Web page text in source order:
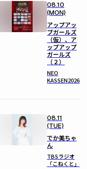
08.10
(MON)
アップアッ
プガールズ
（仮）、ア
ップアップ
ガールズ
（２）
NEO
KASSEN2026
08.11
(TUE)
でか美ちゃ
ん
TBSラジオ
「こねくと」